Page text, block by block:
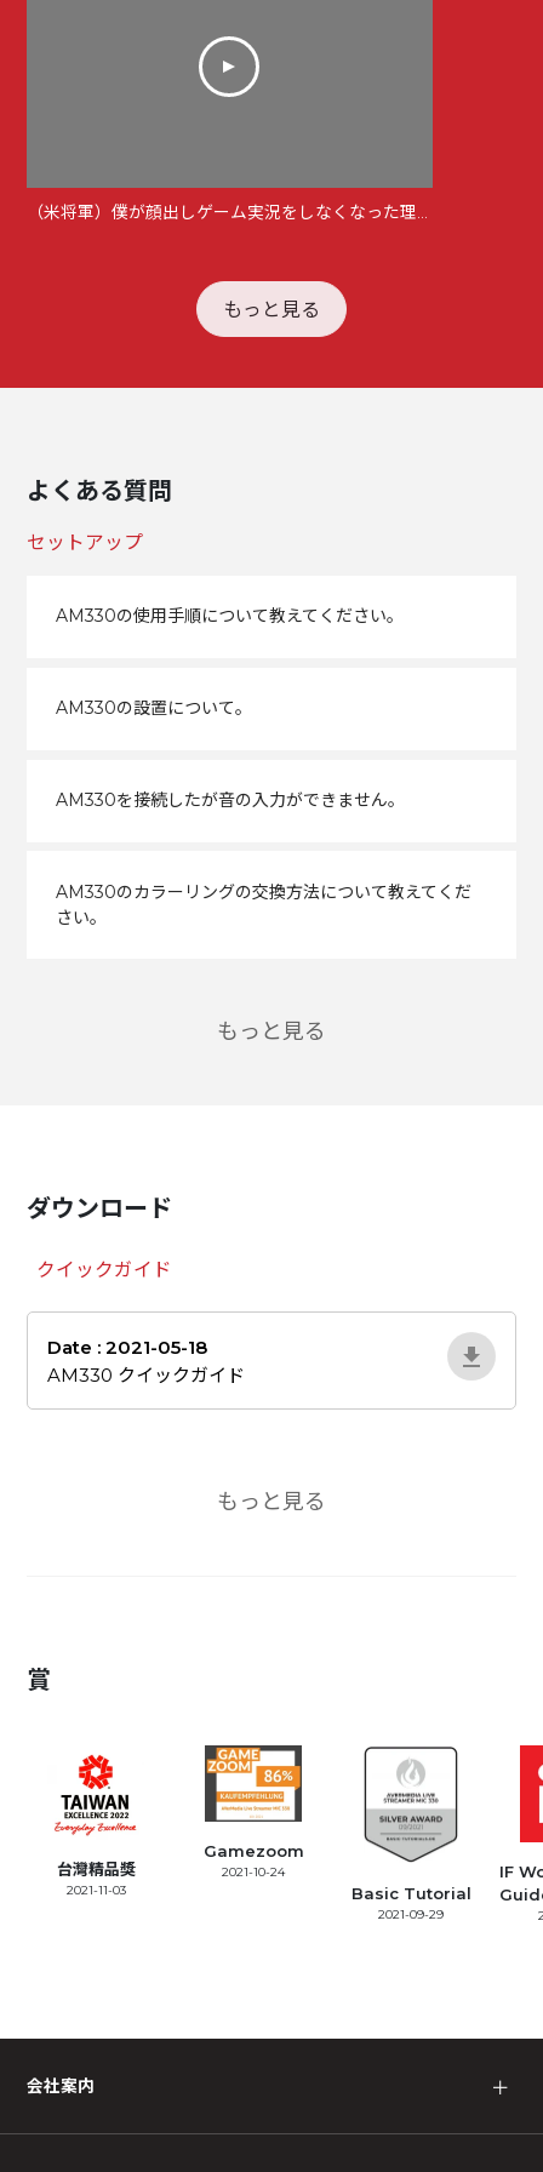
（米将軍）僕が顔出しゲーム実況をしなくなった理由
もっと見る
よくある質問
セットアップ
AM330の使用手順について教えてください。
AM330の設置について。
AM330を接続したが音の入力ができません。
AM330のカラーリングの交換方法について教えてくだ
さい。
もっと見る
ダウンロード
クイックガイド
Date : 2021-05-18
AM330 クイックガイド
もっと見る
賞
台灣精品獎
2021-11-03
Gamezoom
2021-10-24
Basic Tutorial
2021-09-29
IF
会社案内 ＋